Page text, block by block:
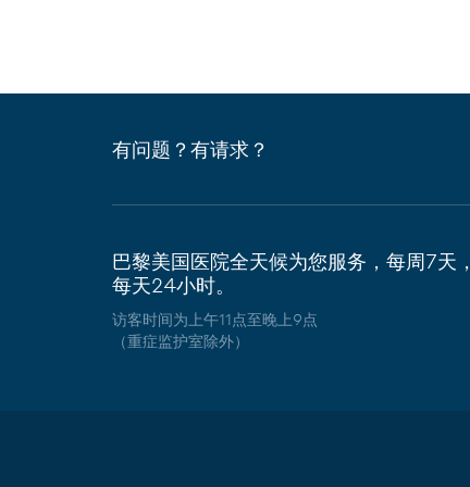
有问题？有请求？
巴黎美国医院全天候为您服务，每周7天，
每天24小时。
访客时间为上午11点至晚上9点
（重症监护室除外）